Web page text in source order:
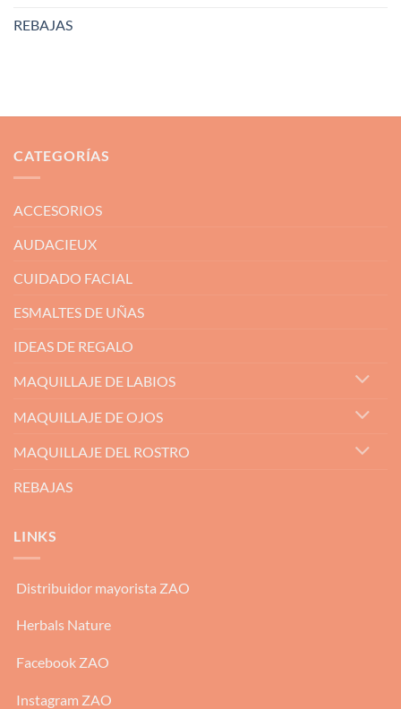
REBAJAS
CATEGORÍAS
ACCESORIOS
AUDACIEUX
CUIDADO FACIAL
ESMALTES DE UÑAS
IDEAS DE REGALO
MAQUILLAJE DE LABIOS
MAQUILLAJE DE OJOS
MAQUILLAJE DEL ROSTRO
REBAJAS
LINKS
Distribuidor mayorista ZAO
Herbals Nature
Facebook ZAO
Instagram ZAO